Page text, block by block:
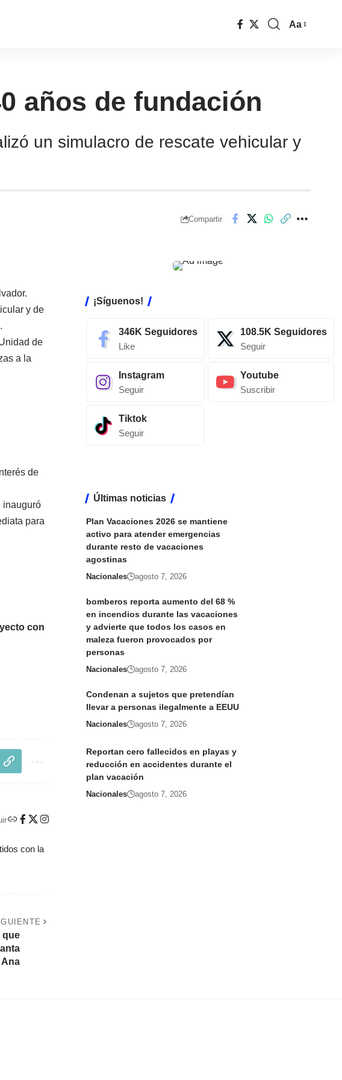
Aa
años de fundación
un simulacro de rescate vehicular y
Compartir
y de
de
a la
de
inauguró
para
con
con la
que
Ana
¡Síguenos!
346K Seguidores
Like
108.5K Seguidores
Seguir
Instagram
Seguir
Youtube
Suscribir
Tiktok
Seguir
Últimas noticias
Plan Vacaciones 2026 se mantiene
activo para atender emergencias
durante resto de vacaciones
agostinas
Nacionales agosto 7, 2026
bomberos reporta aumento del 68 %
en incendios durante las vacaciones
y advierte que todos los casos en
maleza fueron provocados por
personas
Nacionales agosto 7, 2026
Condenan a sujetos que pretendían
llevar a personas ilegalmente a EEUU
Nacionales agosto 7, 2026
Reportan cero fallecidos en playas y
reducción en accidentes durante el
plan vacación
Nacionales agosto 7, 2026